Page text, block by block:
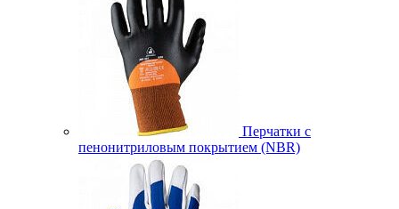
Перчатки с
пенонитриловым покрытием (NBR)